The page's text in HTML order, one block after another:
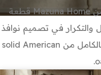
كونسول ومرآة Oak Georgian من Mazuna Home قطعة
والتكرار في تصميم نوافذ
Georgian الكلاسيكية، ومصنوعة بالكامل من solid American